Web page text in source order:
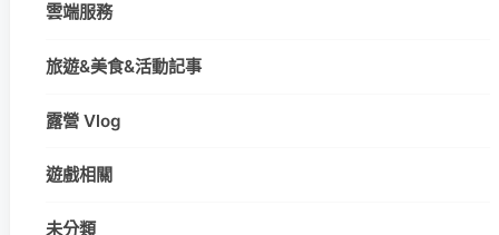
雲端服務
旅遊&美食&活動記事
露營 Vlog
遊戲相關
未分類